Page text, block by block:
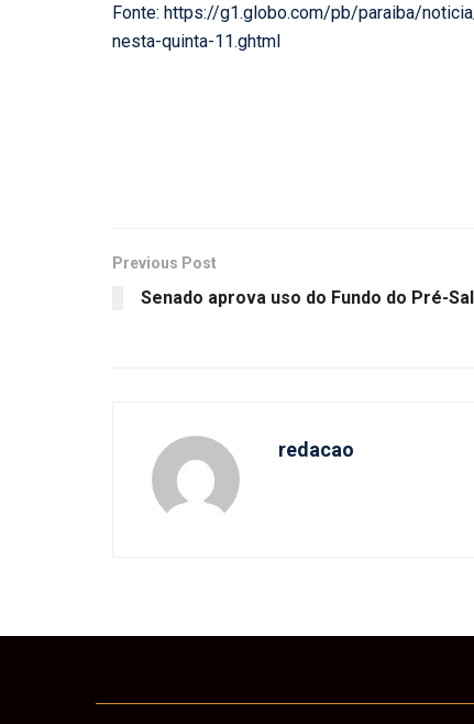
Fonte: https://g1.globo.com/pb/paraiba/
nesta-quinta-11.ghtml
Previous Post
Senado aprova uso do Fundo do Pré-
redacao